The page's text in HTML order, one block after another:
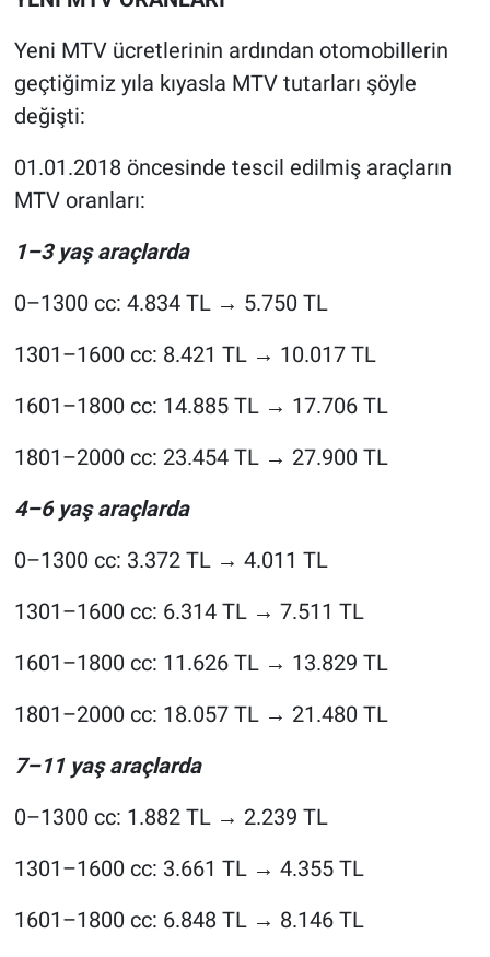
Yeni MTV ücretlerinin ardından otomobillerin
geçtiğimiz yıla kıyasla MTV tutarları şöyle
değişti:
01.01.2018 öncesinde tescil edilmiş araçların
MTV oranları:
1–3 yaş araçlarda
0–1300 cc: 4.834 TL → 5.750 TL
1301–1600 cc: 8.421 TL → 10.017 TL
1601–1800 cc: 14.885 TL → 17.706 TL
1801–2000 cc: 23.454 TL → 27.900 TL
4–6 yaş araçlarda
0–1300 cc: 3.372 TL → 4.011 TL
1301–1600 cc: 6.314 TL → 7.511 TL
1601–1800 cc: 11.626 TL → 13.829 TL
1801–2000 cc: 18.057 TL → 21.480 TL
7–11 yaş araçlarda
0–1300 cc: 1.882 TL → 2.239 TL
1301–1600 cc: 3.661 TL → 4.355 TL
1601–1800 cc: 6.848 TL → 8.146 TL